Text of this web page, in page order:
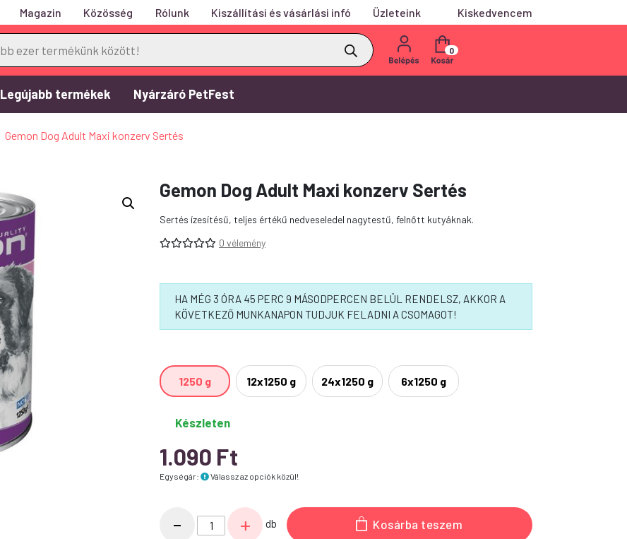
Magazin Közösség Rólunk Kiszállítási és vásárlási infó Üzleteink
Kiskedvencem
0
Legújabb termékek Nyárzáró PetFest
Gemon Dog Adult Maxi konzerv Sertés
Gemon Dog Adult Maxi konzerv Sertés
Sertés ízesítésű, teljes értékű nedveseledel nagytestű, felnőtt kutyáknak.
0 vélemény
HA MÉG 3 ÓRA 45 PERC 9 MÁSODPERCEN BELÜL RENDELSZ, AKKOR A
KÖVETKEZŐ MUNKANAPON TUDJUK FELADNI A CSOMAGOT!
1250 g 12x1250 g 24x1250 g 6x1250 g
Készleten
1.090 Ft
Egységár: Válassz az opciók közül!
-
Gemon
Dog
+ db Kosárba teszem